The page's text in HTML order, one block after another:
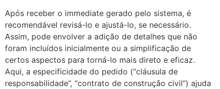
Após receber o immediate gerado pelo sistema, é
recomendável revisá-lo e ajustá-lo, se necessário.
Assim, pode envolver a adição de detalhes que não
foram incluídos inicialmente ou a simplificação de
certos aspectos para torná-lo mais direto e eficaz.
Aqui, a especificidade do pedido (“cláusula de
responsabilidade”, “contrato de construção civil”) ajuda